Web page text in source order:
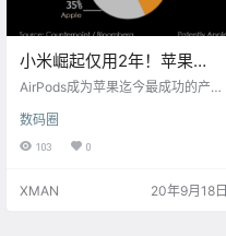
小米崛起仅用2年！苹果
AirPods市场份额降至35%
AirPods成为苹果迄今最成功的产品
包括三星、小米、华为等跟风者无
数，而且价格只要AirPods的1/2，
线耳机领域的份额也被逐渐蚕食。
数码圈
103 0
XMAN 20年9月18日